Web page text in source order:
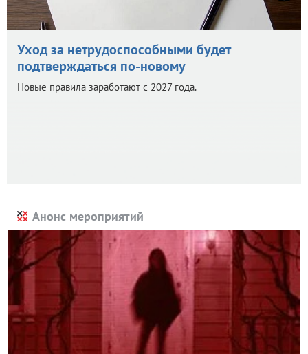
Уход за нетрудоспособными будет
подтверждаться по-новому
Новые правила заработают с 2027 года.
Анонс мероприятий